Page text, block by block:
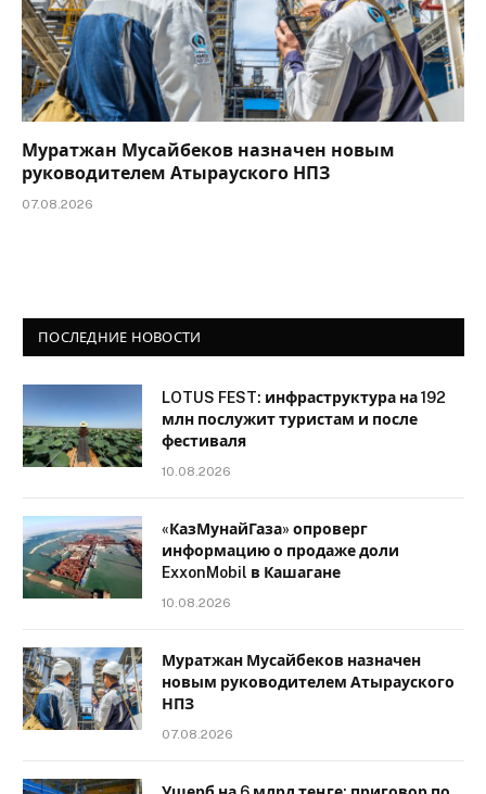
Муратжан Мусайбеков назначен новым
руководителем Атырауского НПЗ
07.08.2026
ПОСЛЕДНИЕ НОВОСТИ
LOTUS FEST: инфраструктура на 192
млн послужит туристам и после
фестиваля
10.08.2026
«КазМунайГаза» опроверг
информацию о продаже доли
ExxonMobil в Кашагане
10.08.2026
Муратжан Мусайбеков назначен
новым руководителем Атырауского
НПЗ
07.08.2026